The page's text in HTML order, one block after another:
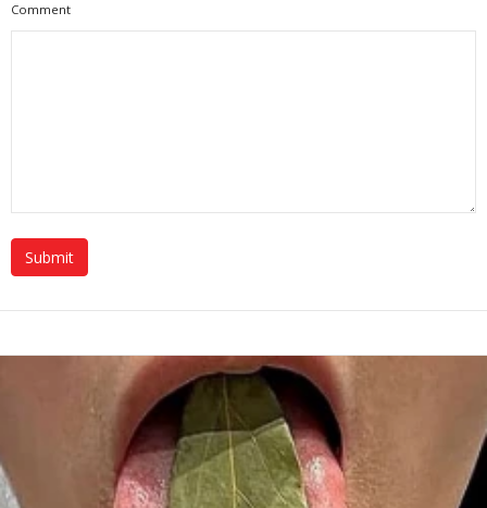
Comment